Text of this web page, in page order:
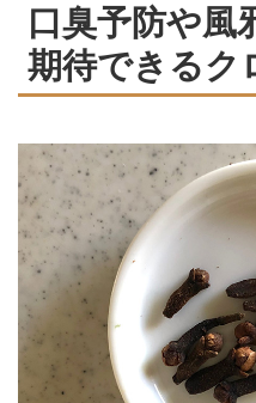
口臭予防や風
期待できるク